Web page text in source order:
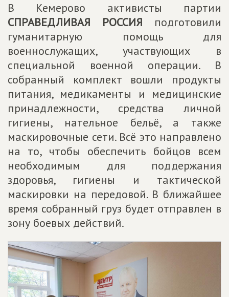
В Кемерово активисты партии
СПРАВЕДЛИВАЯ РОССИЯ подготовили
гуманитарную помощь для
военнослужащих, участвующих в
специальной военной операции. В
собранный комплект вошли продукты
питания, медикаменты и медицинские
принадлежности, средства личной
гигиены, нательное бельё, а также
маскировочные сети. Всё это направлено
на то, чтобы обеспечить бойцов всем
необходимым для поддержания
здоровья, гигиены и тактической
маскировки на передовой. В ближайшее
время собранный груз будет отправлен в
зону боевых действий.